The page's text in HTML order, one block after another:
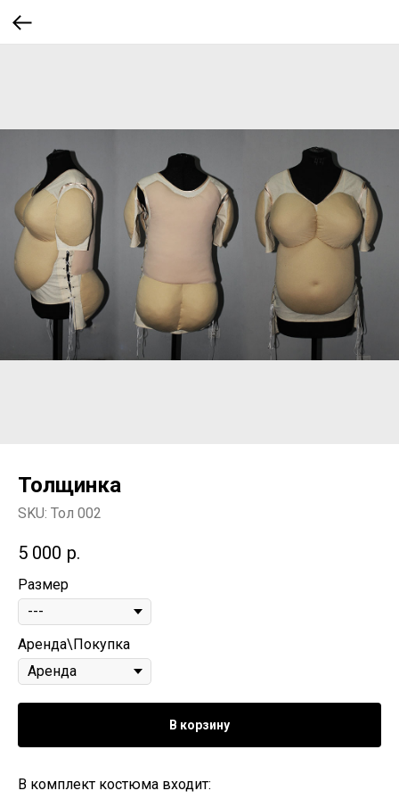
Толщинка
SKU: Тол 002
5 000 р.
Размер
Аренда\Покупка
В корзину
В комплект костюма входит: